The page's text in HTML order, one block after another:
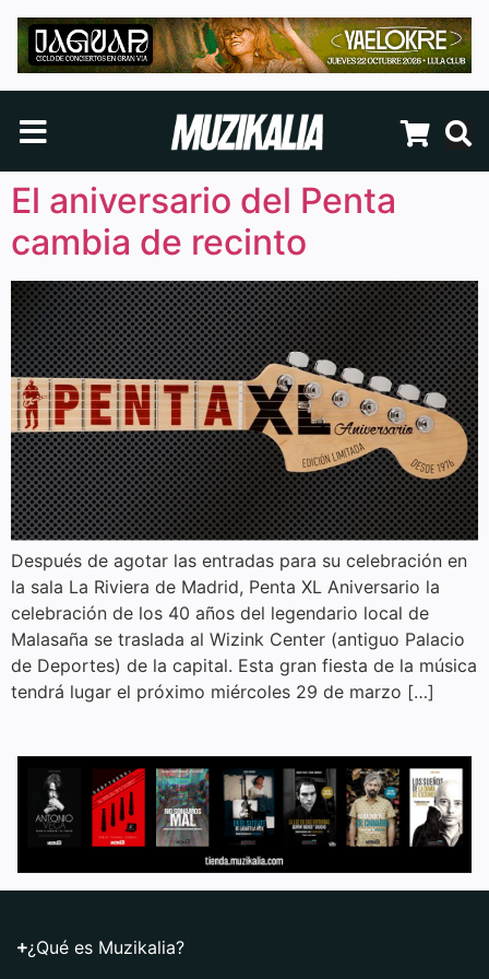
El aniversario del Penta
cambia de recinto
Después de agotar las entradas para su celebración en
la sala La Riviera de Madrid, Penta XL Aniversario la
celebración de los 40 años del legendario local de
Malasaña se traslada al Wizink Center (antiguo Palacio
de Deportes) de la capital. Esta gran fiesta de la música
tendrá lugar el próximo miércoles 29 de marzo […]
¿Qué es Muzikalia?